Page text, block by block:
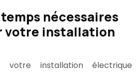
nécessaires
votre installation
votre installation électrique